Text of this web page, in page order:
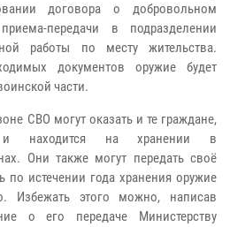
договора о добровольном
передачи в подразделении
работы по месту жительства.
документов оружие будет
части.
СВО могут оказать и те граждане,
находится на хранении в
Они также могут передать своё
истечении года хранения оружие
Избежать этого можно, написав
о его передаче Министерству